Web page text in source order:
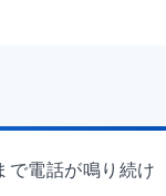
で電話が鳴り続け